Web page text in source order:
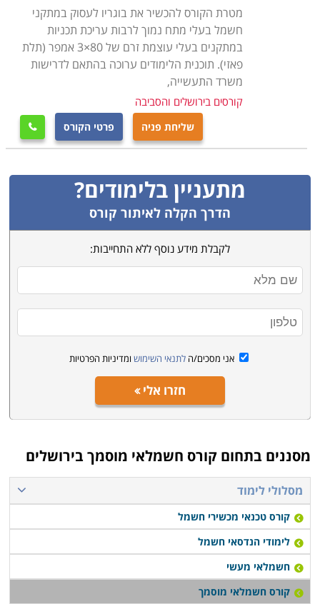
עבורכם עוד הזדמנויות אטרקטיביות שיתאימו לצרכיכם.
מטרת הקורס להכשיר את בוגריו לעסוק במתקני
חשמל בעלי מתח נמוך לרבות עריכת תכניות
במתקנים בעלי עוצמת זרם של 80×3 אמפר (תלת
פאזי). תוכנית הלימודים ערוכה בהתאם לדרישות
משרד התעשייה,
קורסים בירושלים והסביבה
שליחת פניה פרטי הקורס 
מתעניין בלימודים?
הדרך הקלה לאיתור קורס
לקבלת מידע נוסף ללא התחייבות:
אני מסכים/ה לתנאי השימוש ומדיניות הפרטיות
חזרו אלי
מסננים בתחום קורס חשמלאי מוסמך בירושלים
מסלולי לימוד
קורס טכנאי מכשירי חשמל
לימודי הנדסאי חשמל
חשמלאי מעשי
קורס חשמלאי מוסמך